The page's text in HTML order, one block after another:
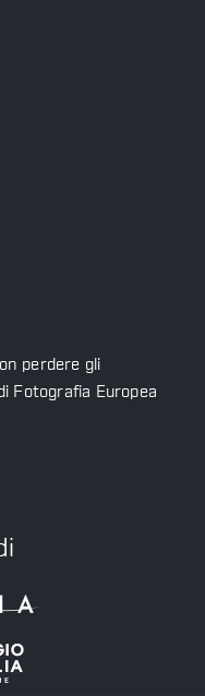
perdere gli
Fotografia Europea